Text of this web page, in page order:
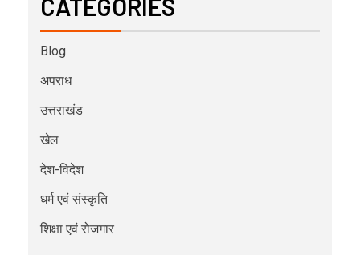
CATEGORIES
Blog
अपराध
उत्तराखंड
खेल
देश-विदेश
धर्म एवं संस्कृति
शिक्षा एवं रोजगार